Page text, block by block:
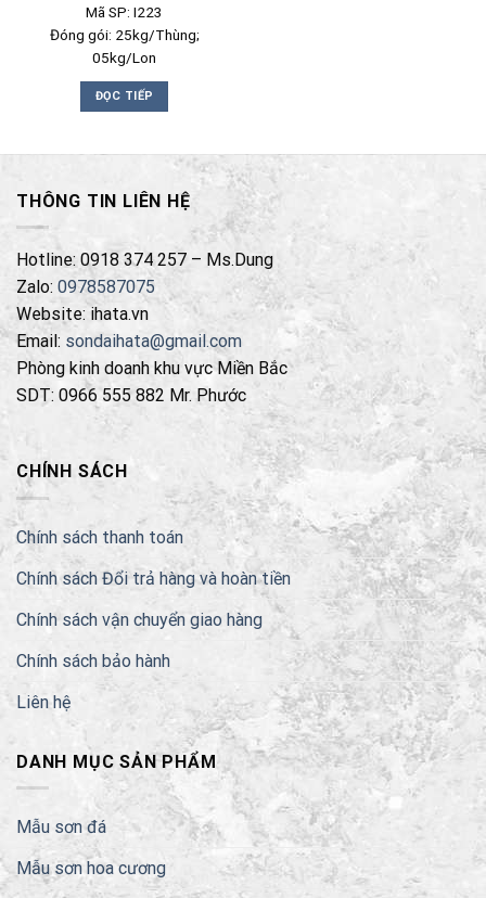
Mã SP: I223
Đóng gói: 25kg/Thùng;
05kg/Lon
ĐỌC TIẾP
THÔNG TIN LIÊN HỆ
Hotline: 0918 374 257 – Ms.Dung
Zalo: 0978587075
Website: ihata.vn
Email: sondaihata@gmail.com
Phòng kinh doanh khu vực Miền Bắc
SDT: 0966 555 882 Mr. Phước
CHÍNH SÁCH
Chính sách thanh toán
Chính sách Đổi trả hàng và hoàn tiền
Chính sách vận chuyển giao hàng
Chính sách bảo hành
Liên hệ
DANH MỤC SẢN PHẨM
Mẫu sơn đá
Mẫu sơn hoa cương